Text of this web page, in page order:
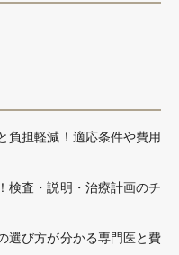
負担軽減！適応条件や費用
検査・説明・治療計画のチ
選び方が分かる専門医と費